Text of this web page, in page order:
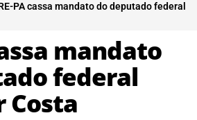
PA cassa mandato do deputado federal
mandato
federal